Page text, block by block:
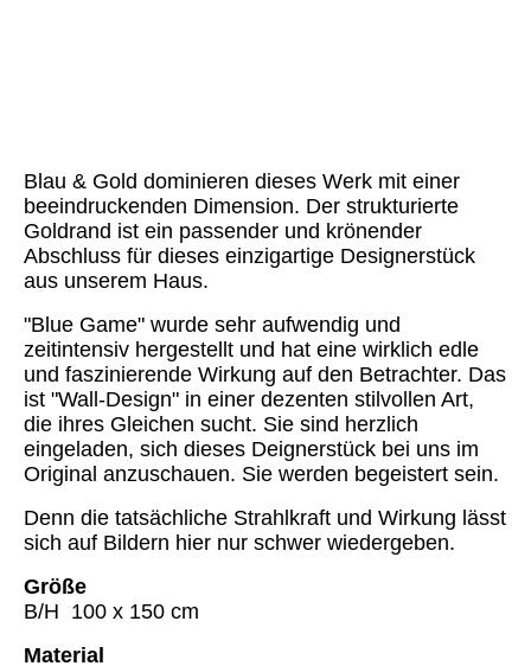
Blau & Gold dominieren dieses Werk mit einer
beeindruckenden Dimension. Der strukturierte
Goldrand ist ein passender und krönender
Abschluss für dieses einzigartige Designerstück
aus unserem Haus.
"Blue Game" wurde sehr aufwendig und
zeitintensiv hergestellt und hat eine wirklich edle
und faszinierende Wirkung auf den Betrachter. Das
ist "Wall-Design" in einer dezenten stilvollen Art,
die ihres Gleichen sucht. Sie sind herzlich
eingeladen, sich dieses Deignerstück bei uns im
Original anzuschauen. Sie werden begeistert sein.
Denn die tatsächliche Strahlkraft und Wirkung lässt
sich auf Bildern hier nur schwer wiedergeben.
Größe
B/H 100 x 150 cm
Material